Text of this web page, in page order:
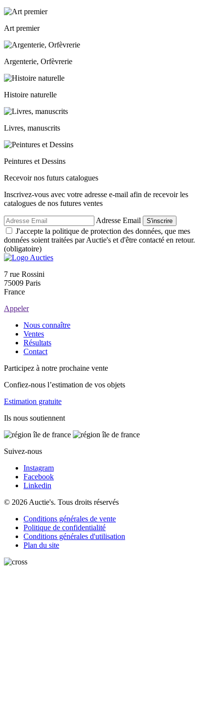
Art premier
Argenterie, Orfèvrerie
Histoire naturelle
Livres, manuscrits
Peintures et Dessins
Recevoir nos futurs catalogues
Inscrivez-vous avec votre adresse e-mail afin de recevoir les
catalogues de nos futures ventes
Adresse Email S'inscrire
J'accepte la politique de protection des données, que mes
données soient traitées par Auctie's et d'être contacté en retour.
(obligatoire)
7 rue Rossini
75009 Paris
France
Appeler
Nous connaître
Ventes
Résultats
Contact
Participez à notre prochaine vente
Confiez-nous l’estimation de vos objets
Estimation gratuite
Ils nous soutiennent
Suivez-nous
Instagram
Facebook
Linkedin
© 2026 Auctie's. Tous droits réservés
Conditions générales de vente
Politique de confidentialité
Conditions générales d'utilisation
Plan du site